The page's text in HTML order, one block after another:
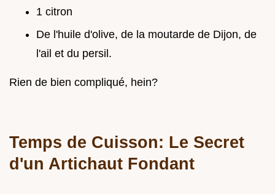
1 citron
De l'huile d'olive, de la moutarde de Dijon, de
l'ail et du persil.
Rien de bien compliqué, hein?
Temps de Cuisson: Le Secret
d'un Artichaut Fondant